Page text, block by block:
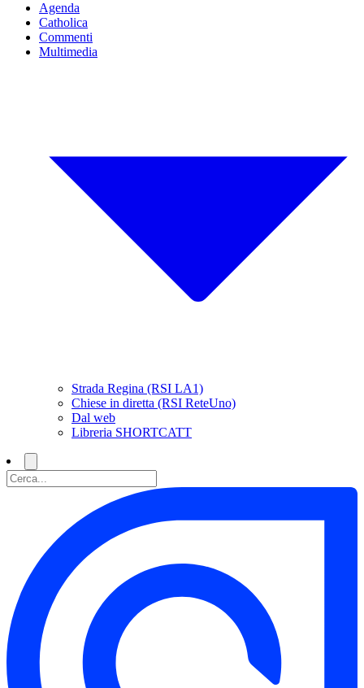
Agenda
Catholica
Commenti
Multimedia
Strada Regina (RSI LA1)
Chiese in diretta (RSI ReteUno)
Dal web
Libreria SHORTCATT